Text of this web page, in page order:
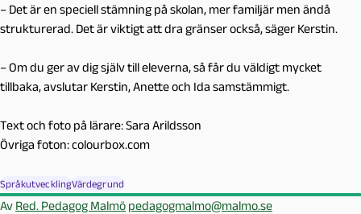
– Det är en speciell stämning på skolan, mer familjär men ändå
strukturerad. Det är viktigt att dra gränser också, säger Kerstin.
– Om du ger av dig själv till eleverna, så får du väldigt mycket
tillbaka, avslutar Kerstin, Anette och Ida samstämmigt.
Text och foto på lärare: Sara Arildsson
Övriga foton: colourbox.com
SpråkutvecklingVärdegrund
Av Red. Pedagog Malmö pedagogmalmo@malmo.se